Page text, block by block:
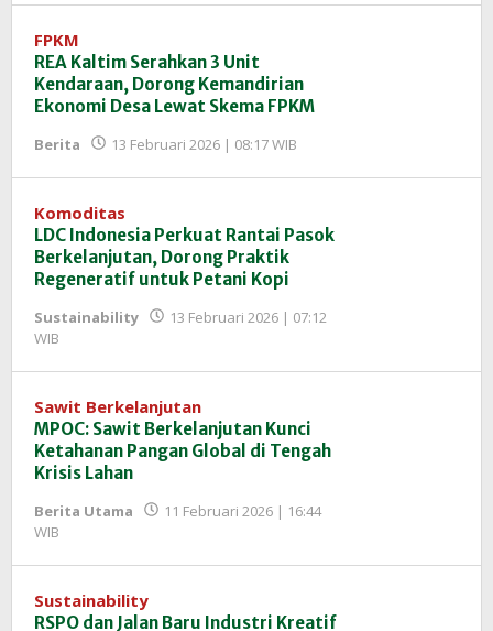
InfoSAWIT
FPKM
REA Kaltim Serahkan 3 Unit
Kendaraan, Dorong Kemandirian
Ekonomi Desa Lewat Skema FPKM
Berita 13 Februari 2026 | 08:17 WIB
InfoSAWIT
Komoditas
LDC Indonesia Perkuat Rantai Pasok
Berkelanjutan, Dorong Praktik
Regeneratif untuk Petani Kopi
Sustainability
13 Februari 2026 | 07:12
WIB
InfoSAWIT
Sawit Berkelanjutan
MPOC: Sawit Berkelanjutan Kunci
Ketahanan Pangan Global di Tengah
Krisis Lahan
Berita Utama
11 Februari 2026 | 16:44
WIB
InfoSAWIT
Sustainability
RSPO dan Jalan Baru Industri Kreatif